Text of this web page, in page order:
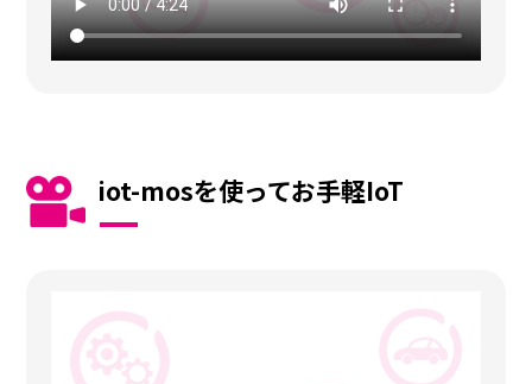
iot-mosを使ってお手軽IoT